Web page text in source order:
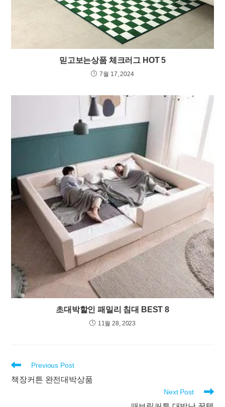
믿고보는상품 체크러그 HOT 5
7월 17, 2024
초대박할인 패밀리 침대 BEST 8
11월 28, 2023
Read
articles
Previous Post
책장커튼 완전대박상품
Next Post